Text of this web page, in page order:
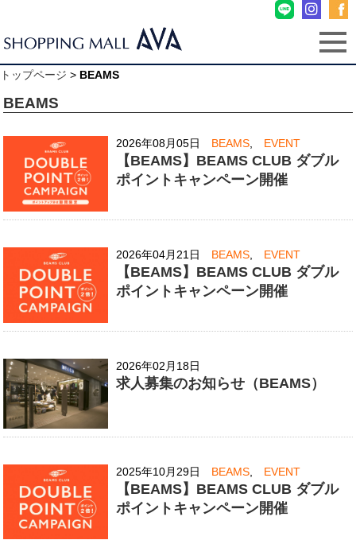
トップページ > BEAMS
BEAMS
2026年08月05日 BEAMS EVENT
【BEAMS】BEAMS CLUB ダブル
ポイントキャンペーン開催
2026年04月21日 BEAMS EVENT
【BEAMS】BEAMS CLUB ダブル
ポイントキャンペーン開催
2026年02月18日
求人募集のお知らせ（BEAMS）
2025年10月29日 BEAMS EVENT
【BEAMS】BEAMS CLUB ダブル
ポイントキャンペーン開催